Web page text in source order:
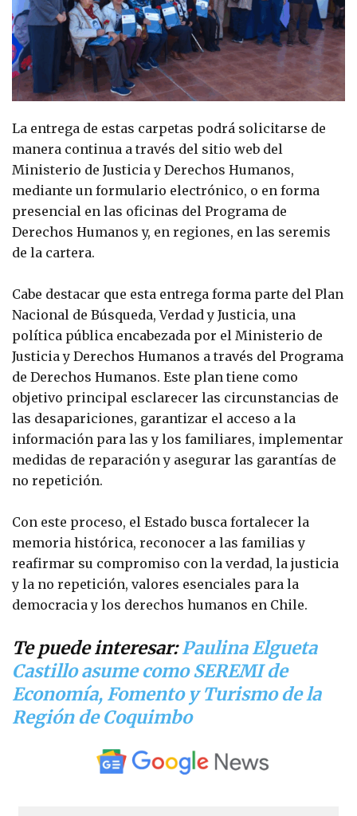
La entrega de estas carpetas podrá solicitarse de
manera continua a través del sitio web del
Ministerio de Justicia y Derechos Humanos,
mediante un formulario electrónico, o en forma
presencial en las oficinas del Programa de
Derechos Humanos y, en regiones, en las seremis
de la cartera.
Cabe destacar que esta entrega forma parte del Plan
Nacional de Búsqueda, Verdad y Justicia, una
política pública encabezada por el Ministerio de
Justicia y Derechos Humanos a través del Programa
de Derechos Humanos. Este plan tiene como
objetivo principal esclarecer las circunstancias de
las desapariciones, garantizar el acceso a la
información para las y los familiares, implementar
medidas de reparación y asegurar las garantías de
no repetición.
Con este proceso, el Estado busca fortalecer la
memoria histórica, reconocer a las familias y
reafirmar su compromiso con la verdad, la justicia
y la no repetición, valores esenciales para la
democracia y los derechos humanos en Chile.
Te puede interesar:Paulina Elgueta
Castillo asume como SEREMI de
Economía, Fomento y Turismo de la
Región de Coquimbo